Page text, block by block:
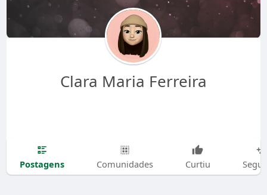
Clara Maria Ferreira
Postagens Comunidades Curtiu